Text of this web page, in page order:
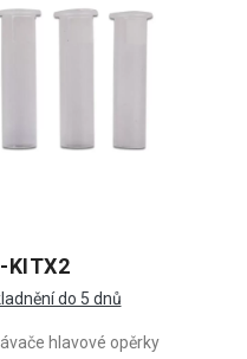
KITX2
do 5 dnů
hlavové opěrky